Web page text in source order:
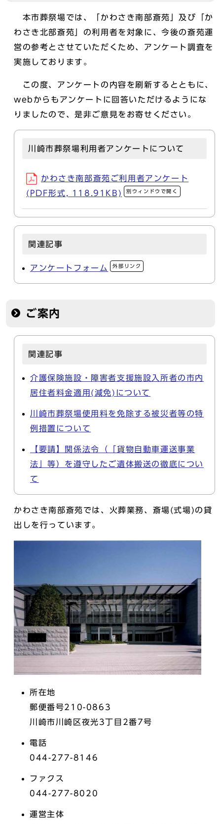
本市葬祭場では、「かわさき南部斎苑」及び「か
わさき北部斎苑」の利用者を対象に、今後の斎苑運
営の参考とさせていただくため、アンケート調査を
実施しております。
この度、アンケートの内容を刷新するとともに、
webからもアンケートに回答いただけるようにな
りましたので、是非ご意見をお寄せください。
川崎市葬祭場利用者アンケートについて
かわさき南部斎苑ご利用者アンケート
(PDF形式, 118.91KB)
別ウィンドウで開く
関連記事
アンケートフォーム 外部リンク
ご案内
関連記事
介護保険施設・障害者支援施設入所者の市内
居住者料金適用(減免)について
川崎市葬祭場使用料を免除する被災者等の特
例措置について
【要請】関係法令（「貨物自動車運送事業
法」等）を遵守したご遺体搬送の徹底につい
て
かわさき南部斎苑では、火葬業務、斎場(式場)の貸
出しを行っています。
所在地
郵便番号210-0863
川崎市川崎区夜光3丁目2番7号
電話
044-277-8146
ファクス
044-277-8020
運営主体